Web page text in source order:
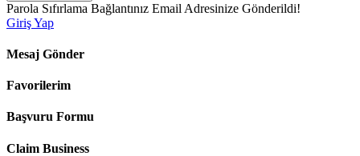
Parola Sıfırlama Bağlantınız Email Adresinize Gönderildi!
Giriş Yap
Mesaj Gönder
Favorilerim
Başvuru Formu
Claim Business